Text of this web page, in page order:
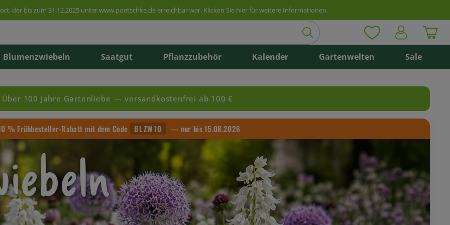
der bis zum 31.12.2025 unter www.poetschke.de erreichbar war. Klicken Sie hier für weitere Informationen.
Blumenzwiebeln Saatgut Pflanzzubehör Kalender Gartenwelten Sale
Kletterpflanzen
Gräser Ziergehölze
& Pflanzgut Kräuterpflanzen
Zauberglöckchen
Fleißiges Lieschen
Blattpflanzen
Herbstlilien
Steppenkerzen
Kräutersamen
Heilpflanzen
PowerSaat
Substrate Saisonale Feste
Der Grüne Ratgeber
Über 100 Jahre Gartenliebe — versandkostenfrei ab 100 €
% Frühbesteller-Rabatt mit dem Code BLZW10 — nur bis 15.08.2026